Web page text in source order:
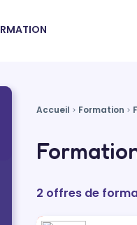
Accueil Formation
2 offres de